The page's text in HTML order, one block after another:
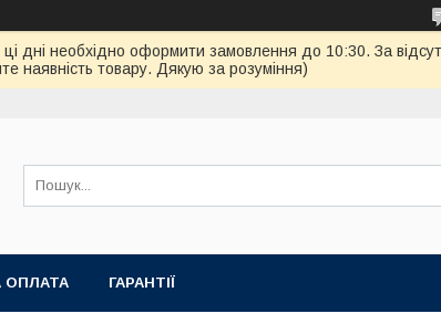
дні необхідно оформити замовлення до 10:30. За
наявність товару. Дякую за розуміння)
ОПЛАТА ГАРАНТІЇ